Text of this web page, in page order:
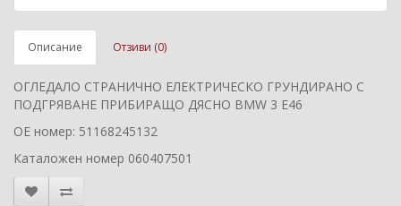
Описание Отзиви (0)
ОГЛЕДАЛО СТРАНИЧНО ЕЛЕКТРИЧЕСКО ГРУНДИРАНО С
ПОДГРЯВАНЕ ПРИБИРАЩО ДЯСНО BMW 3 E46
ОЕ номер: 51168245132
Каталожен номер 060407501